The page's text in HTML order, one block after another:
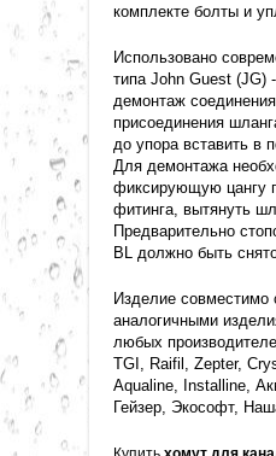
комплекте болты и
Использовано
типа John Guest (JG)
демонтаж
присоединения
до упора вставить в
Для демонтажа
фиксирующую цангу
фитинга, вытянуть
Предварительно
BL должно быть
Изделие совместимо
аналогичными
любых
TGI, Raifil, Zepter,
Aqualine, Installine,
Гейзер, Экософт,